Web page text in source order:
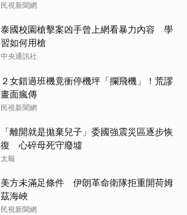
民視新聞網
泰國校園槍擊案凶手曾上網看暴力內容 學
習如何用槍
中央通訊社
２女錯過班機竟衝停機坪「攔飛機」！荒謬
畫面瘋傳
民視新聞網
「離開就是拋棄兒子」委國強震災區逐步恢
復 心碎母死守廢墟
太報
美方未滿足條件 伊朗革命衛隊拒重開荷姆
茲海峽
民視新聞網